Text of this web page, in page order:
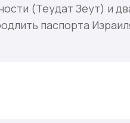
(Теудат Зеут) и
паспорта